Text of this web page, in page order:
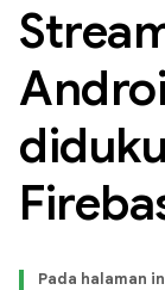
Pada halaman